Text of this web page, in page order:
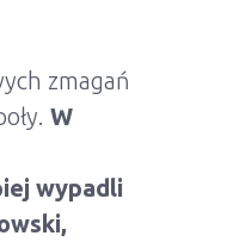
zmagań
W
wypadli